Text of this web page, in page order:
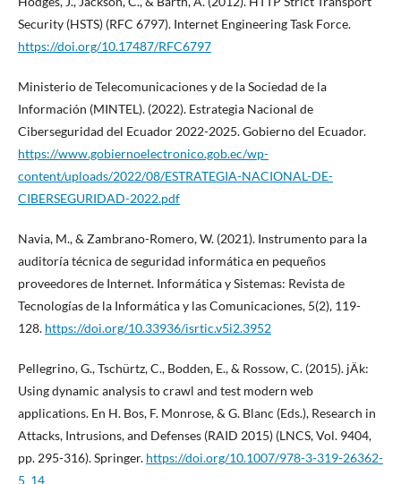
Security (HSTS) (RFC 6797). Internet Engineering Task Force.
https://doi.org/10.17487/RFC6797
Ministerio de Telecomunicaciones y de la Sociedad de la
Información (MINTEL). (2022). Estrategia Nacional de
Ciberseguridad del Ecuador 2022-2025. Gobierno del Ecuador.
https://www.gobiernoelectronico.gob.ec/wp-
content/uploads/2022/08/ESTRATEGIA-NACIONAL-DE-
CIBERSEGURIDAD-2022.pdf
Navia, M., & Zambrano-Romero, W. (2021). Instrumento para la
auditoría técnica de seguridad informática en pequeños
proveedores de Internet. Informática y Sistemas: Revista de
Tecnologías de la Informática y las Comunicaciones, 5(2), 119-
128. https://doi.org/10.33936/isrtic.v5i2.3952
Pellegrino, G., Tschürtz, C., Bodden, E., & Rossow, C. (2015). jÄk:
Using dynamic analysis to crawl and test modern web
applications. En H. Bos, F. Monrose, & G. Blanc (Eds.), Research in
Attacks, Intrusions, and Defenses (RAID 2015) (LNCS, Vol. 9404,
pp. 295-316). Springer. https://doi.org/10.1007/978-3-319-26362-
5_14